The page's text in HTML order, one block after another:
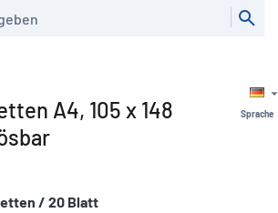
Sprache
A4, 105 x 148
/ 20 Blatt